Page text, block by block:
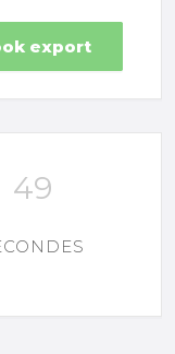
export
49